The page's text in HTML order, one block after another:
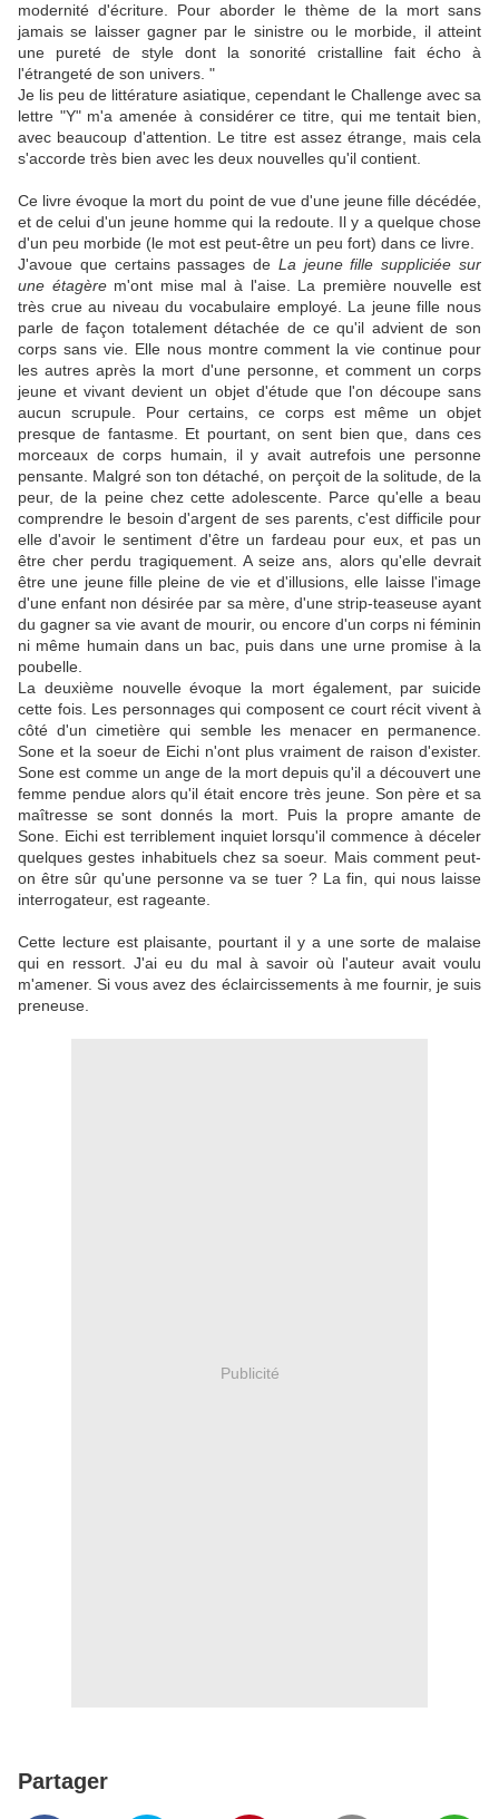
modernité d'écriture. Pour aborder le thème de la mort sans
jamais se laisser gagner par le sinistre ou le morbide, il atteint
une pureté de style dont la sonorité cristalline fait écho à
l'étrangeté de son univers. "
Je lis peu de littérature asiatique, cependant le Challenge avec sa
lettre "Y" m'a amenée à considérer ce titre, qui me tentait bien,
avec beaucoup d'attention. Le titre est assez étrange, mais cela
s'accorde très bien avec les deux nouvelles qu'il contient.
Ce livre évoque la mort du point de vue d'une jeune fille décédée,
et de celui d'un jeune homme qui la redoute. Il y a quelque chose
d'un peu morbide (le mot est peut-être un peu fort) dans ce livre.
J'avoue que certains passages de La jeune fille suppliciée sur
une étagèrem'ont mise mal à l'aise. La première nouvelle est
très crue au niveau du vocabulaire employé. La jeune fille nous
parle de façon totalement détachée de ce qu'il advient de son
corps sans vie. Elle nous montre comment la vie continue pour
les autres après la mort d'une personne, et comment un corps
jeune et vivant devient un objet d'étude que l'on découpe sans
aucun scrupule. Pour certains, ce corps est même un objet
presque de fantasme. Et pourtant, on sent bien que, dans ces
morceaux de corps humain, il y avait autrefois une personne
pensante. Malgré son ton détaché, on perçoit de la solitude, de la
peur, de la peine chez cette adolescente. Parce qu'elle a beau
comprendre le besoin d'argent de ses parents, c'est difficile pour
elle d'avoir le sentiment d'être un fardeau pour eux, et pas un
être cher perdu tragiquement. A seize ans, alors qu'elle devrait
être une jeune fille pleine de vie et d'illusions, elle laisse l'image
d'une enfant non désirée par sa mère, d'une strip-teaseuse ayant
du gagner sa vie avant de mourir, ou encore d'un corps ni féminin
ni même humain dans un bac, puis dans une urne promise à la
poubelle.
La deuxième nouvelle évoque la mort également, par suicide
cette fois. Les personnages qui composent ce court récit vivent à
côté d'un cimetière qui semble les menacer en permanence.
Sone et la soeur de Eichi n'ont plus vraiment de raison d'exister.
Sone est comme un ange de la mort depuis qu'il a découvert une
femme pendue alors qu'il était encore très jeune. Son père et sa
maîtresse se sont donnés la mort. Puis la propre amante de
Sone. Eichi est terriblement inquiet lorsqu'il commence à déceler
quelques gestes inhabituels chez sa soeur. Mais comment peut-
on être sûr qu'une personne va se tuer ? La fin, qui nous laisse
interrogateur, est rageante.
Cette lecture est plaisante, pourtant il y a une sorte de malaise
qui en ressort. J'ai eu du mal à savoir où l'auteur avait voulu
m'amener. Si vous avez des éclaircissements à me fournir, je suis
preneuse.
Publicité
Partager